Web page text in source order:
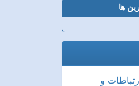
ها
ارتباطات و